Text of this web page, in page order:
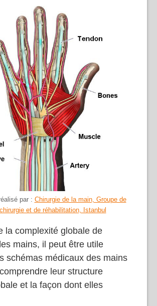
par : Chirurgie de la main, Groupe de
et de réhabilitation, Istanbul
la complexité globale de
mains, il peut être utile
schémas médicaux des mains
leur structure
et la façon dont elles